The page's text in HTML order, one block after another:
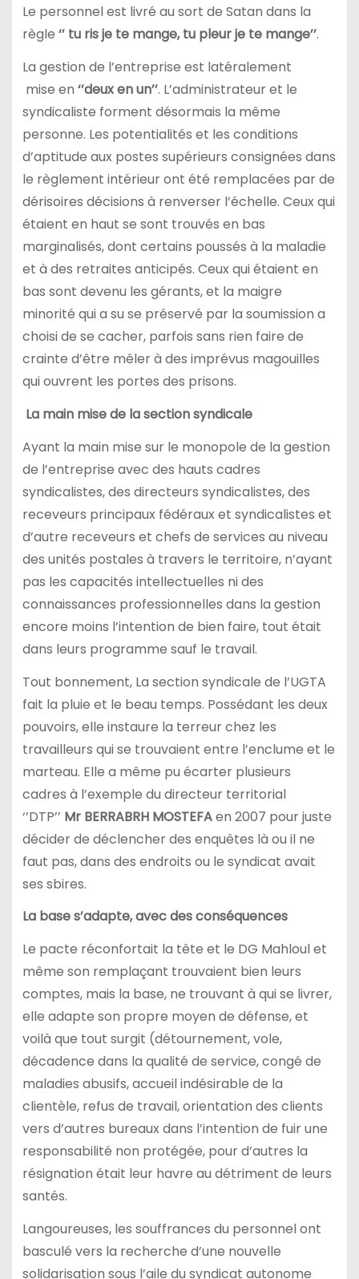
Le personnel est livré au sort de Satan dans la
règle ‘’ tu ris je te mange, tu pleur je te mange’’.
La gestion de l’entreprise est latéralement
mise en ‘’deux en un’’. L’administrateur et le
syndicaliste forment désormais la même
personne. Les potentialités et les conditions
d’aptitude aux postes supérieurs consignées dans
le règlement intérieur ont été remplacées par de
dérisoires décisions à renverser l’échelle. Ceux qui
étaient en haut se sont trouvés en bas
marginalisés, dont certains poussés à la maladie
et à des retraites anticipés. Ceux qui étaient en
bas sont devenu les gérants, et la maigre
minorité qui a su se préservé par la soumission a
choisi de se cacher, parfois sans rien faire de
crainte d’être mêler à des imprévus magouilles
qui ouvrent les portes des prisons.
La main mise de la section syndicale
Ayant la main mise sur le monopole de la gestion
de l’entreprise avec des hauts cadres
syndicalistes, des directeurs syndicalistes, des
receveurs principaux fédéraux et syndicalistes et
d’autre receveurs et chefs de services au niveau
des unités postales à travers le territoire, n’ayant
pas les capacités intellectuelles ni des
connaissances professionnelles dans la gestion
encore moins l’intention de bien faire, tout était
dans leurs programme sauf le travail.
Tout bonnement, La section syndicale de l’UGTA
fait la pluie et le beau temps. Possédant les deux
pouvoirs, elle instaure la terreur chez les
travailleurs qui se trouvaient entre l’enclume et le
marteau. Elle a même pu écarter plusieurs
cadres à l’exemple du directeur territorial
‘’DTP’’ Mr BERRABRH MOSTEFAen 2007 pour juste
décider de déclencher des enquêtes là ou il ne
faut pas, dans des endroits ou le syndicat avait
ses sbires.
La base s’adapte, avec des conséquences
Le pacte réconfortait la tête et le DG Mahloul et
même son remplaçant trouvaient bien leurs
comptes, mais la base, ne trouvant à qui se livrer,
elle adapte son propre moyen de défense, et
voilà que tout surgit (détournement, vole,
décadence dans la qualité de service, congé de
maladies abusifs, accueil indésirable de la
clientèle, refus de travail, orientation des clients
vers d’autres bureaux dans l’intention de fuir une
responsabilité non protégée, pour d’autres la
résignation était leur havre au détriment de leurs
santés.
Langoureuses, les souffrances du personnel ont
basculé vers la recherche d’une nouvelle
solidarisation sous l’aile du syndicat autonome